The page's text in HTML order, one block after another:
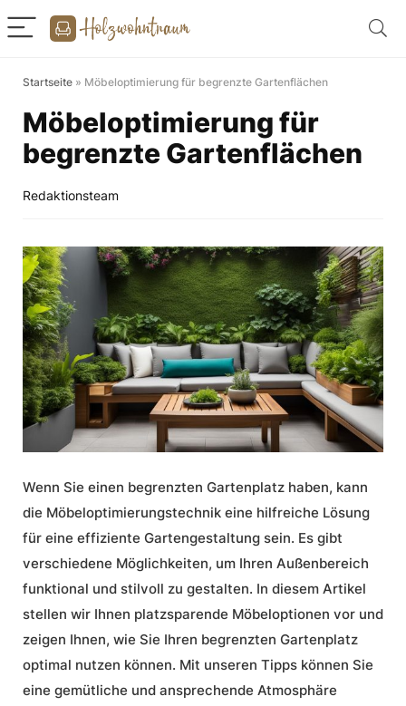
Startseite » Möbeloptimierung für begrenzte Gartenflächen
Möbeloptimierung für
begrenzte Gartenflächen
Redaktionsteam
Wenn Sie einen begrenzten Gartenplatz haben, kann
die Möbeloptimierungstechnik eine hilfreiche Lösung
für eine effiziente Gartengestaltung sein. Es gibt
verschiedene Möglichkeiten, um Ihren Außenbereich
funktional und stilvoll zu gestalten. In diesem Artikel
stellen wir Ihnen platzsparende Möbeloptionen vor und
zeigen Ihnen, wie Sie Ihren begrenzten Gartenplatz
optimal nutzen können. Mit unseren Tipps können Sie
eine gemütliche und ansprechende Atmosphäre